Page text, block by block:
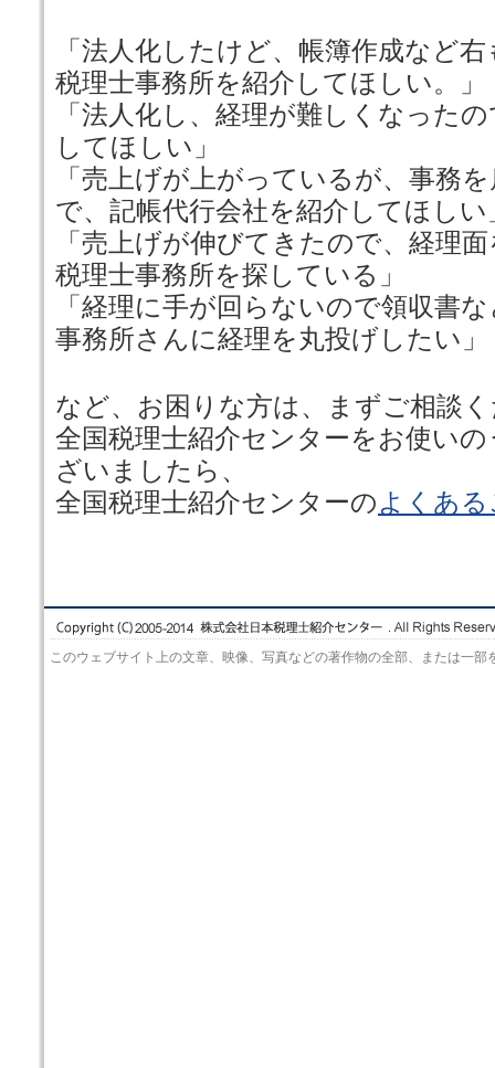
「法人化したけど、帳簿作成など
税理士事務所を紹介してほしい。」
「法人化し、経理が難しくなった
してほしい」
「売上げが上がっているが、事務
で、記帳代行会社を紹介してほしい
「売上げが伸びてきたので、経理
税理士事務所を探している」
「経理に手が回らないので領収書
事務所さんに経理を丸投げしたい」
など、お困りな方は、まずご相談
全国税理士紹介センターをお使い
ざいましたら、
全国税理士紹介センターのよくあ
このウェブサイト上の文章、映像、写真などの著作物の全部、または一